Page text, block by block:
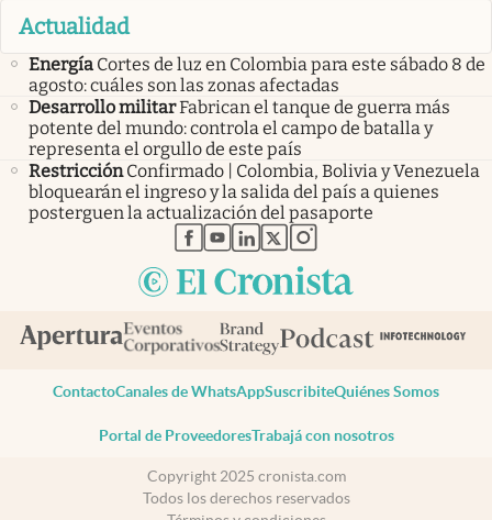
Actualidad
Energía Cortes de luz en Colombia para este sábado 8 de
agosto: cuáles son las zonas afectadas
Desarrollo militarFabrican el tanque de guerra más
potente del mundo: controla el campo de batalla y
representa el orgullo de este país
Restricción Confirmado | Colombia, Bolivia y Venezuela
bloquearán el ingreso y la salida del país a quienes
posterguen la actualización del pasaporte
abre en nueva pestaña
abre en nueva pestaña
abre en nueva pestaña
abre en nueva pestaña
abre en nueva pestaña
ContactoCanales de WhatsAppSuscribiteQuiénes Somos
Portal de ProveedoresTrabajá con nosotros
Copyright 2025 cronista.com
Todos los derechos reservados